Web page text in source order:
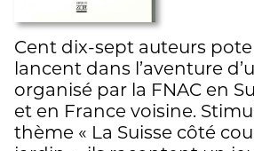
Cent dix-sept auteurs
lancent dans l’aventure
organisé par la FNAC en
et en France voisine.
thème « La Suisse côté